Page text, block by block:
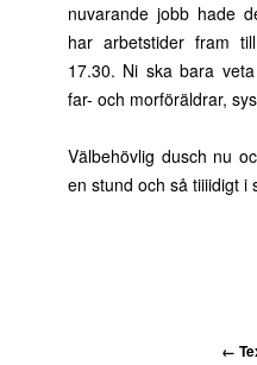
nuvarande jobb hade
har arbetstider fram
17.30. Ni ska bara
far- och morföräldrar,
Välbehövlig dusch nu
en stund och så tiiiidigt i
←